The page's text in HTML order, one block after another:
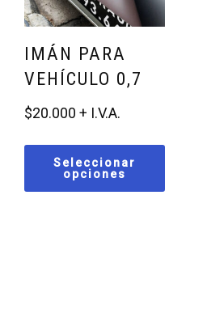
IMÁN PARA
VEHÍCULO 0,7
$20.000
Seleccionar
opciones